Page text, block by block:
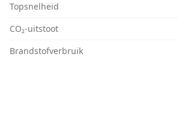
Topsnelheid
CO₂-uitstoot
Brandstofverbruik